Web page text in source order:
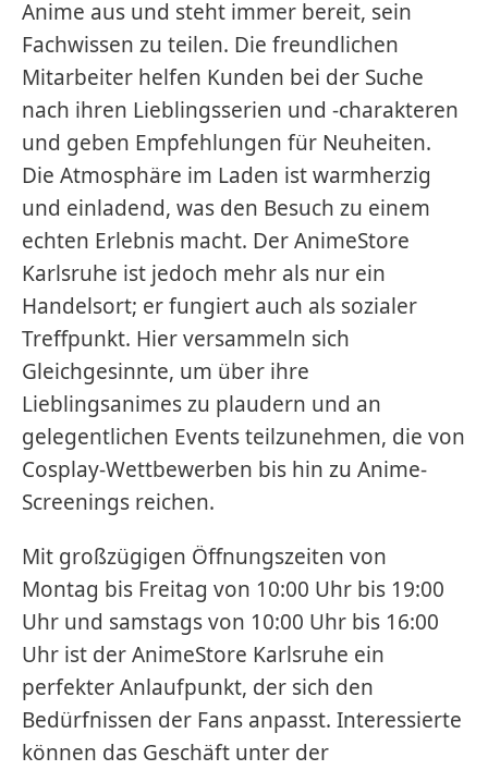
Anime aus und steht immer bereit, sein
Fachwissen zu teilen. Die freundlichen
Mitarbeiter helfen Kunden bei der Suche
nach ihren Lieblingsserien und -charakteren
und geben Empfehlungen für Neuheiten.
Die Atmosphäre im Laden ist warmherzig
und einladend, was den Besuch zu einem
echten Erlebnis macht. Der AnimeStore
Karlsruhe ist jedoch mehr als nur ein
Handelsort; er fungiert auch als sozialer
Treffpunkt. Hier versammeln sich
Gleichgesinnte, um über ihre
Lieblingsanimes zu plaudern und an
gelegentlichen Events teilzunehmen, die von
Cosplay-Wettbewerben bis hin zu Anime-
Screenings reichen.
Mit großzügigen Öffnungszeiten von
Montag bis Freitag von 10:00 Uhr bis 19:00
Uhr und samstags von 10:00 Uhr bis 16:00
Uhr ist der AnimeStore Karlsruhe ein
perfekter Anlaufpunkt, der sich den
Bedürfnissen der Fans anpasst. Interessierte
können das Geschäft unter der